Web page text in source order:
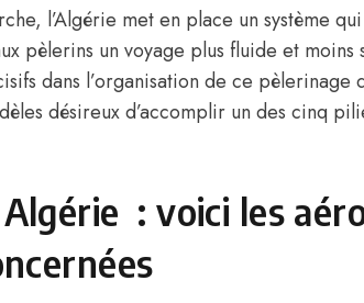
l’Algérie met en place un système
pèlerins un voyage plus fluide et moins
dans l’organisation de ce pèlerinage
désireux d’accomplir un des cinq
: voici les